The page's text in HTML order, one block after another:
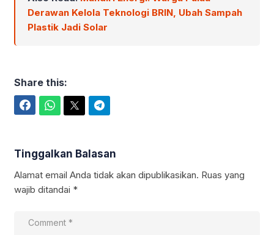
Derawan Kelola Teknologi BRIN, Ubah Sampah
Plastik Jadi Solar
Share this:
Tinggalkan Balasan
Alamat email Anda tidak akan dipublikasikan. Ruas yang
wajib ditandai *